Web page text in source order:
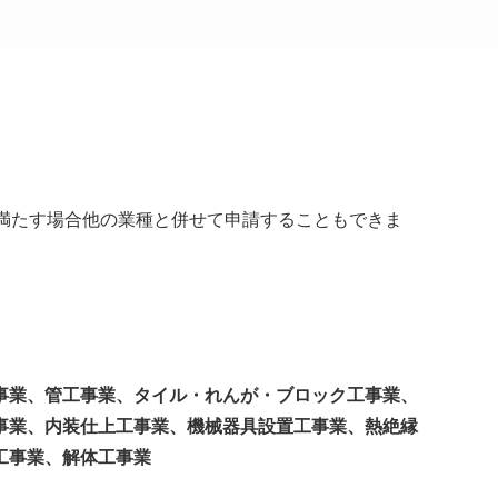
す場合他の業種と併せて申請することもできま
、管工事業、タイル・れんが・ブロック工事業、
、内装仕上工事業、機械器具設置工事業、熱絶縁
事業、解体工事業